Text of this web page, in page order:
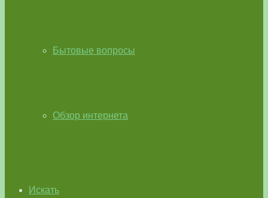
Бытовые вопросы
Обзор интернета
Искать